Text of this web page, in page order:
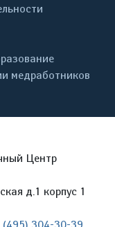
медработников
Центр
д.1 корпус 1